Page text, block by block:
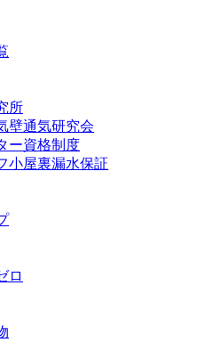
所
壁通気研究会
ー資格制度
小屋裏漏水保証
ロ